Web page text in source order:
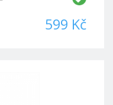
599 Kč